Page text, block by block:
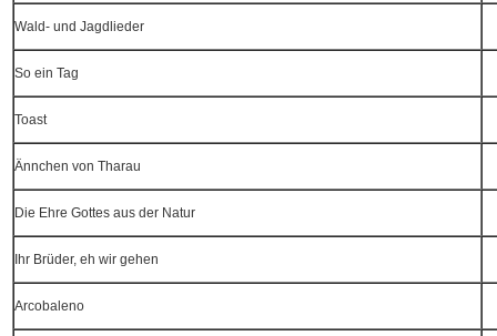
Wald- und Jagdlieder
So ein Tag
Toast
Ännchen von Tharau
Die Ehre Gottes aus der Natur
Ihr Brüder, eh wir gehen
Arcobaleno